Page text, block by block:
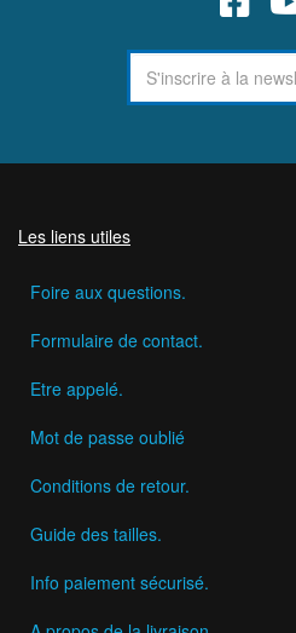
Les liens utiles
Foire aux questions.
Formulaire de contact.
Etre appelé.
Mot de passe oublié
Conditions de retour.
Guide des tailles.
Info paiement sécurisé.